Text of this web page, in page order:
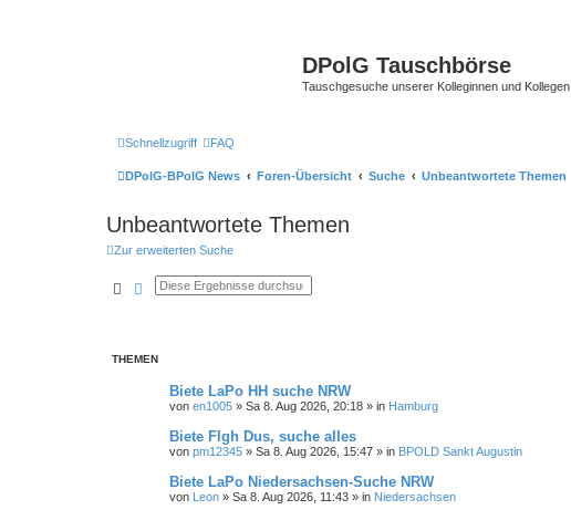
DPolG Tauschbörse
Tauschgesuche unserer Kolleginnen und Kollegen
Schnellzugriff FAQ
DPolG-BPolG News Foren-Übersicht Suche Unbeantwortete Themen
Unbeantwortete Themen
Zur erweiterten Suche
SucheErweiterte Suche
THEMEN
Biete LaPo HH suche NRW
von en1005 » Sa 8. Aug 2026, 20:18 » in Hamburg
Biete Flgh Dus, suche alles
von pm12345 » Sa 8. Aug 2026, 15:47 » in BPOLD Sankt Augustin
Biete LaPo Niedersachsen-Suche NRW
von Leon » Sa 8. Aug 2026, 11:43 » in Niedersachsen